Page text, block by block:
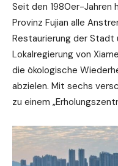
Seit den 1980er-Jahren
Provinz Fujian alle
Restaurierung der Stadt
Lokalregierung von
die ökologische
abzielen. Mit sechs
zu einem